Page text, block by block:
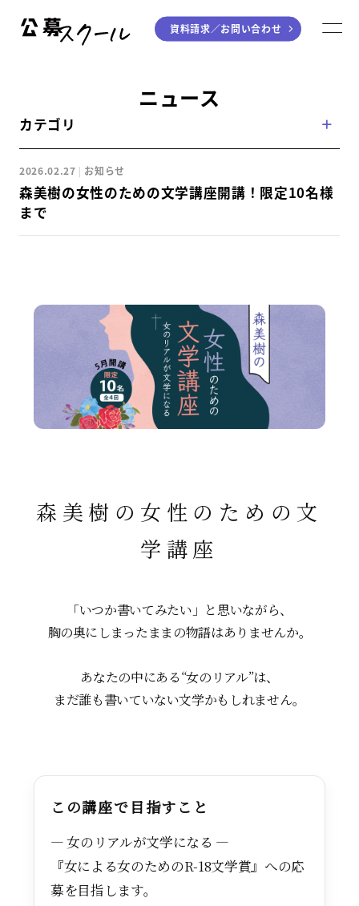
ジャンルから探す
小説
エッセイ
童話
ライティング
音楽（作詞・作曲）
アート・絵本
入門・実践講座
スクールマガジン
コンセプト
ニュース
資料請求／お問い合わせ
ニュース
カテゴリ
2026.02.27 お知らせ
森美樹の女性のための文学講座開講！限定10名様
まで
森美樹の女性のための文
学講座
「いつか書いてみたい」と思いながら、
胸の奥にしまったままの物語はありませんか。
あなたの中にある“女のリアル”は、
まだ誰も書いていない文学かもしれません。
この講座で目指すこと
― 女のリアルが文学になる ―
『女による女のためのR-18文学賞』への応
募を目指します。